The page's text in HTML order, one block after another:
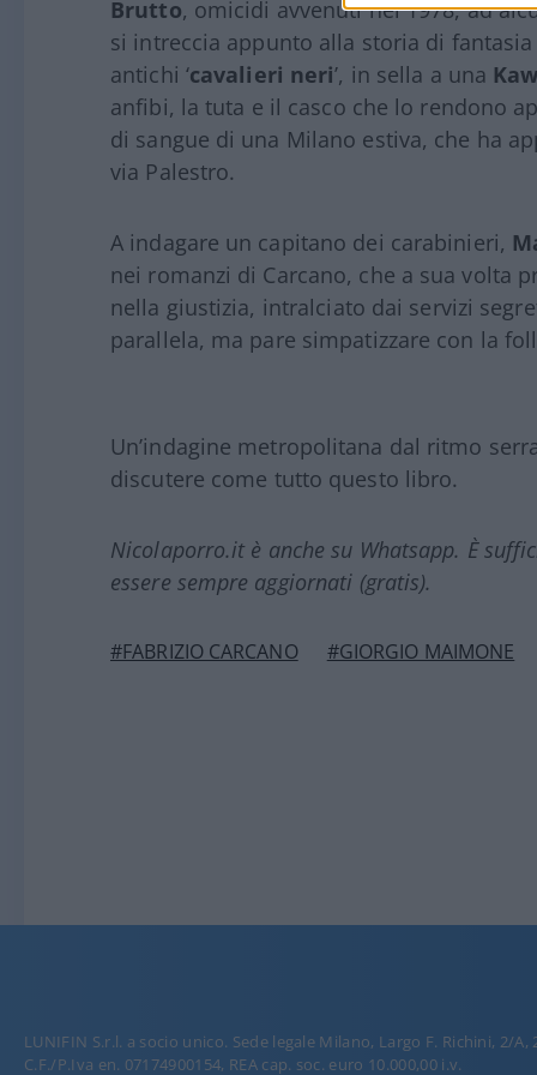
Brutto, omicidi avvenuti nel 1978, ad
si intreccia appunto alla storia di
antichi ‘cavalieri neri’, in sella a una
anfibi, la tuta e il casco che lo rendono
di sangue di una Milano estiva, che ha
via Palestro.
A indagare un capitano dei carabinieri,
nei romanzi di Carcano, che a sua volta
nella giustizia, intralciato dai servizi
parallela, ma pare simpatizzare con la
Un’indagine metropolitana dal ritmo
discutere come tutto questo libro.
Nicolaporro.it è anche su Whatsapp. È
essere sempre aggiornati (gratis).
#FABRIZIO CARCANO #GIORGIO MAIMONE
LUNIFIN S.r.l. a socio unico. Sede legale Milano, Largo F. Richini, 2/A,
C.F./P.Iva en. 07174900154, REA cap. soc. euro 10.000,00 i.v.